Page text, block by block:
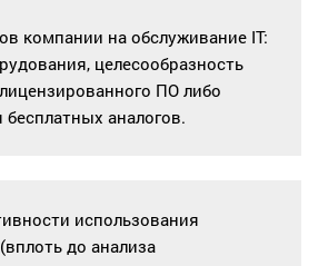
компании на обслуживание IT:
целесообразность
ПО либо
аналогов.
использования
до анализа